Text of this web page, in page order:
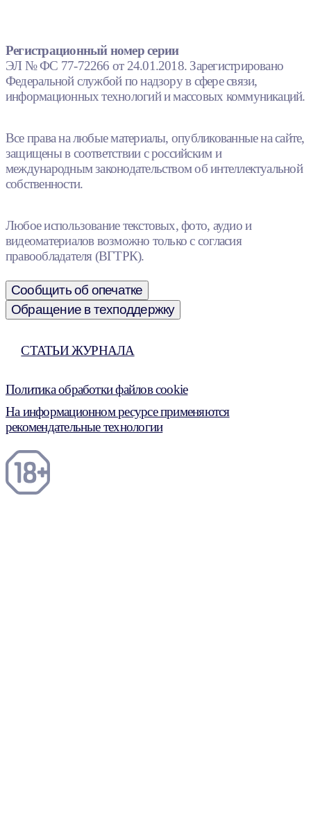
Регистрационный номер серии
ЭЛ № ФС 77-72266 от 24.01.2018. Зарегистрировано
Федеральной службой по надзору в сфере связи,
информационных технологий и массовых коммуникаций.
Все права на любые материалы, опубликованные на сайте,
защищены в соответствии с российским и
международным законодательством об интеллектуальной
собственности.
Любое использование текстовых, фото, аудио и
видеоматериалов возможно только с согласия
правообладателя (ВГТРК).
Сообщить об опечатке
Обращение в техподдержку
СТАТЬИ ЖУРНАЛА
Политика обработки файлов cookie
На информационном ресурсе применяются
рекомендательные технологии